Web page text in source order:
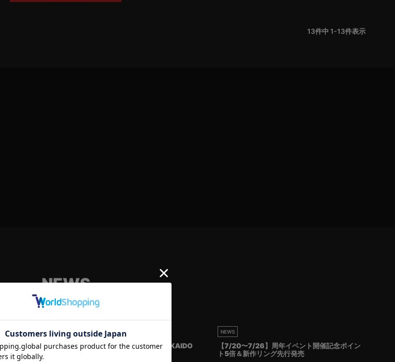
13件中 1-13件表示
NEWS
IBARAKI round
EVENT
REDMAN.TRUNK SHOW – HOKKAIDO
round DAIMARU SAPPORO
NEWS
【7/20〜7/26】周年イベント開催記念ポイン
ト5倍＆新作リング先行発売